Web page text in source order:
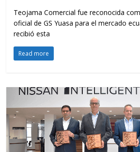
Teojama Comercial fue reconocida
oficial de GS Yuasa para el mercado
recibió esta
Read more